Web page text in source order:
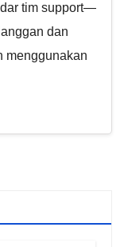
tim support—
dan
menggunakan